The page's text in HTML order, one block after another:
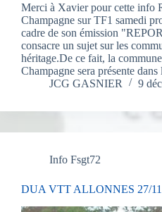
Merci à Xavier pour cette info
Champagne sur TF1 samedi
cadre de son émission
consacre un sujet sur les
héritage.De ce fait, la
Champagne sera présente
JCG GASNIER
9
Info Fsgt72
DUA VTT ALLONNES 27/11